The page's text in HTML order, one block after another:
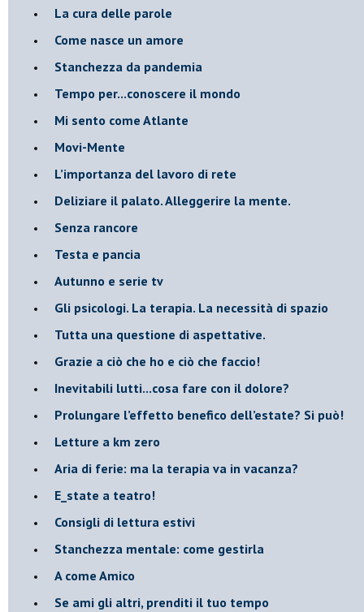
​La cura delle parole
​Come nasce un amore
Stanchezza da pandemia
​Tempo per...conoscere il mondo
​Mi sento come Atlante
​Movi-Mente
​L’importanza del lavoro di rete
​Deliziare il palato. Alleggerire la mente.
​Senza rancore
​Testa e pancia
​Autunno e serie tv
​Gli psicologi. La terapia. La necessità di spazio
​Tutta una questione di aspettative.
​Grazie a ciò che ho e ciò che faccio!
​Inevitabili lutti...cosa fare con il dolore?
Prolungare l’effetto benefico dell’estate? Si può!
​Letture a km zero
​Aria di ferie: ma la terapia va in vacanza?
​E_state a teatro!
​Consigli di lettura estivi
​Stanchezza mentale: come gestirla
​A come Amico
​Se ami gli altri, prenditi il tuo tempo